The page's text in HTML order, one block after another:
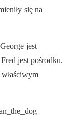
się na
jest
jest pośrodku.